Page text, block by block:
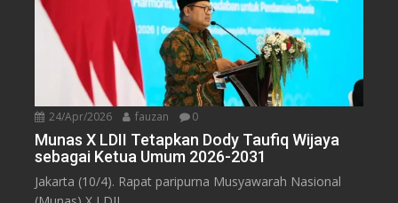
24/Apr/2026 fauzan 0
Munas X LDII Tetapkan Dody Taufiq Wijaya
sebagai Ketua Umum 2026-2031
Jakarta (10/4). Rapat paripurna Musyawarah Nasional